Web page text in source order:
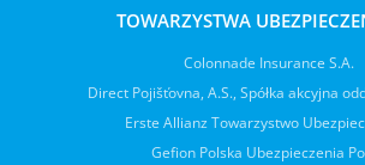
TOWARZYSTWA
Colonnade Insurance S.A.
Direct Pojišťovna, A.S., Spółka akcyjna
Erste Allianz Towarzystwo
Gefion Polska Ubezpieczenia